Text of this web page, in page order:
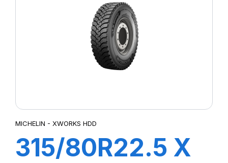
MICHELIN - XWORKS HDD
315/80R22.5 X